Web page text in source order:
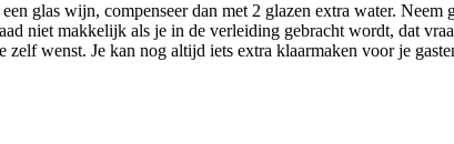
glas wijn, compenseer dan met 2 glazen extra water. Neem
niet makkelijk als je in de verleiding gebracht wordt, dat
wenst. Je kan nog altijd iets extra klaarmaken voor je